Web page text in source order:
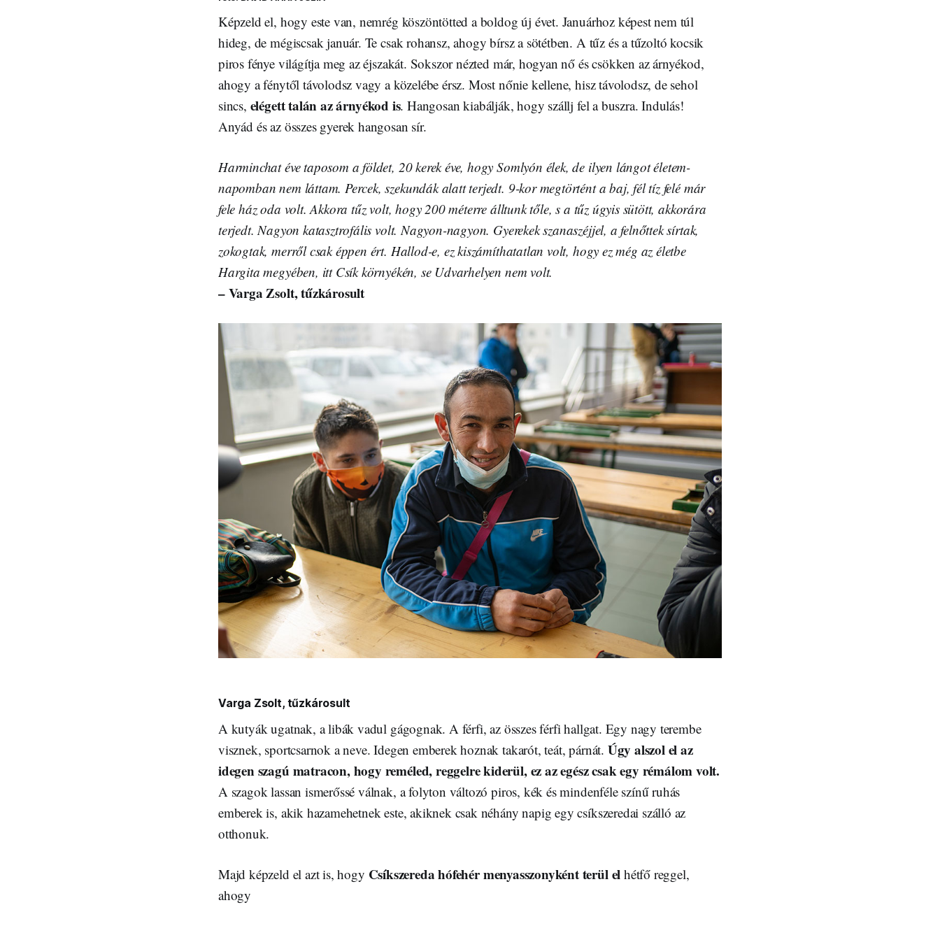
Képzeld el, hogy este van, nemrég köszöntötted a boldog új évet. Januárhoz képest nem túl
hideg, de mégiscsak január. Te csak rohansz, ahogy bírsz a sötétben. A tűz és a tűzoltó kocsik
piros fénye világítja meg az éjszakát. Sokszor nézted már, hogyan nő és csökken az árnyékod,
ahogy a fénytől távolodsz vagy a közelébe érsz. Most nőnie kellene, hisz távolodsz, de sehol
sincs, elégett talán az árnyékod is. Hangosan kiabálják, hogy szállj fel a buszra. Indulás!
Anyád és az összes gyerek hangosan sír.
Harminchat éve taposom a földet, 20 kerek éve, hogy Somlyón élek, de ilyen lángot életem-
napomban nem láttam. Percek, szekundák alatt terjedt. 9-kor megtörtént a baj, fél tíz felé már
fele ház oda volt. Akkora tűz volt, hogy 200 méterre álltunk tőle, s a tűz úgyis sütött, akkorára
terjedt. Nagyon katasztrofális volt. Nagyon-nagyon. Gyerekek szanaszéjjel, a felnőttek sírtak,
zokogtak, merről csak éppen ért. Hallod-e, ez kiszámíthatatlan volt, hogy ez még az életbe
Hargita megyében, itt Csík környékén, se Udvarhelyen nem volt.
– Varga Zsolt, tűzkárosult
Varga Zsolt, tűzkárosult
A kutyák ugatnak, a libák vadul gágognak. A férfi, az összes férfi hallgat. Egy nagy terembe
visznek, sportcsarnok a neve. Idegen emberek hoznak takarót, teát, párnát. Úgy alszol el az
idegen szagú matracon, hogy reméled, reggelre kiderül, ez az egész csak egy rémálom volt.
A szagok lassan ismerőssé válnak, a folyton változó piros, kék és mindenféle színű ruhás
emberek is, akik hazamehetnek este, akiknek csak néhány napig egy csíkszeredai szálló az
otthonuk.
Majd képzeld el azt is, hogy Csíkszereda hófehér menyasszonyként terül el hétfő reggel,
ahogy